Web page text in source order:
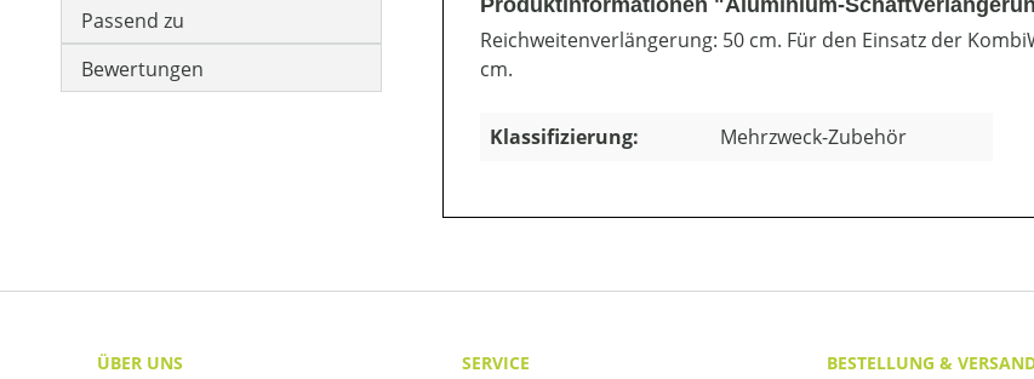
Passend zu
Bewertungen
Reichweitenverlängerung: 50 cm. Für den Einsatz der
cm.
Klassifizierung: Mehrzweck-Zubehör
ÜBER UNS
SERVICE
BESTELLUNG &